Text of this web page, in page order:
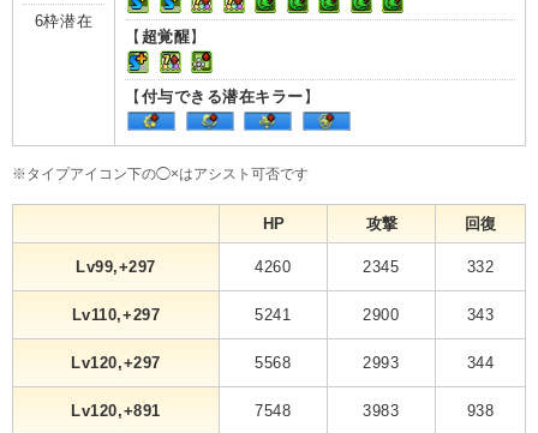
6枠潜在
【 超覚醒】
【 付与できる潜在キラー 】
※タイプアイコン下の◯×はアシスト可否です
HP 攻撃 回復
Lv99,+297 4260 2345 332
Lv110,+297 5241 2900 343
Lv120,+297 5568 2993 344
Lv120,+891 7548 3983 938